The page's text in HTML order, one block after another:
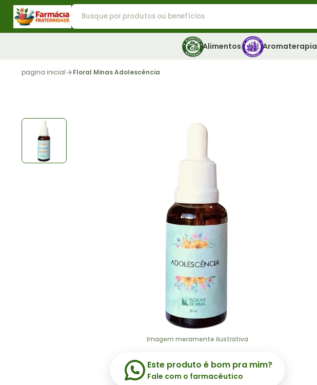
Alimentos Aromaterapia
pagina inicial Floral Minas Adolescência
Imagem meramente ilustrativa
Este produto é bom pra mim?
Fale com o farmacêutico